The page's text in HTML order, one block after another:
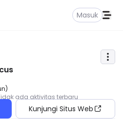
Masuk
)
ada aktivitas terbaru
Kunjungi Situs Web